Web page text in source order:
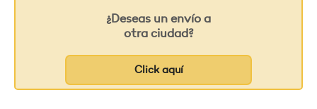
¿Deseas un envío a
otra ciudad?
Click aquí